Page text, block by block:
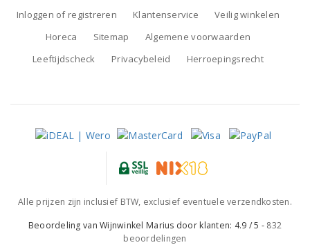
Inloggen of registreren Klantenservice
Veilig winkelen
Horeca
Sitemap
Algemene voorwaarden
Leeftijdscheck
Privacybeleid Herroepingsrecht
Alle prijzen zijn inclusief BTW, exclusief eventuele verzendkosten.
Beoordeling vanWijnwinkel Marius door klanten: 4.9 /5 - 832
beoordelingen